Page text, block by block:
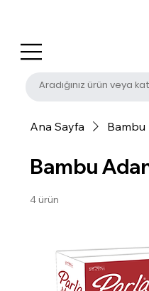
Ana Sayfa Bambu
Bambu
4 ürün